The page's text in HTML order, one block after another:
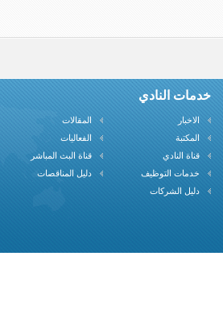
خدمات النادي
الاخبار
المقالات
المكتبة
الفعاليات
قناة النادي
قناة البث المباشر
خدمات التوظيف
دليل المناقصات
دليل الشركات